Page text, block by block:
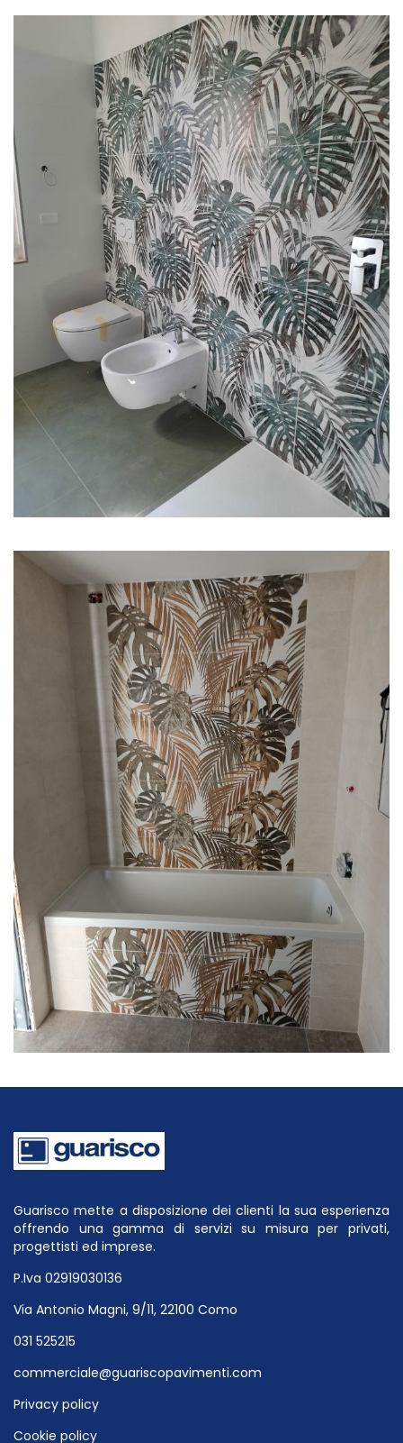
Guarisco mette a disposizione dei clienti la sua esperienza
offrendo una gamma di servizi su misura per privati,
progettisti ed imprese.
P.Iva 02919030136
Via Antonio Magni, 9/11, 22100 Como
031 525215
commerciale@guariscopavimenti.com
Privacy policy
Cookie policy